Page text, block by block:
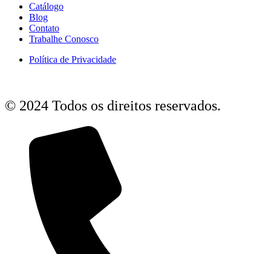
Catálogo
Blog
Contato
Trabalhe Conosco
Política de Privacidade
© 2024 Todos os direitos reservados.